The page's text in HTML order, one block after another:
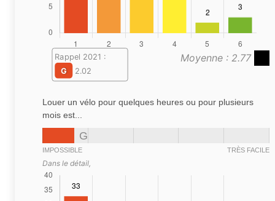
Moyenne : 2.77
Rappel 2021 :
G
2.02
Louer un vélo pour quelques heures ou pour plusieurs
mois est...
G
IMPOSSIBLE TRÈS FACILE
Dans le détail,